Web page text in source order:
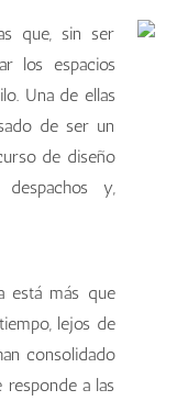
que, sin ser
los espacios
Una de ellas
de ser un
de diseño
despachos y,
está más que
lejos de
consolidado
a las